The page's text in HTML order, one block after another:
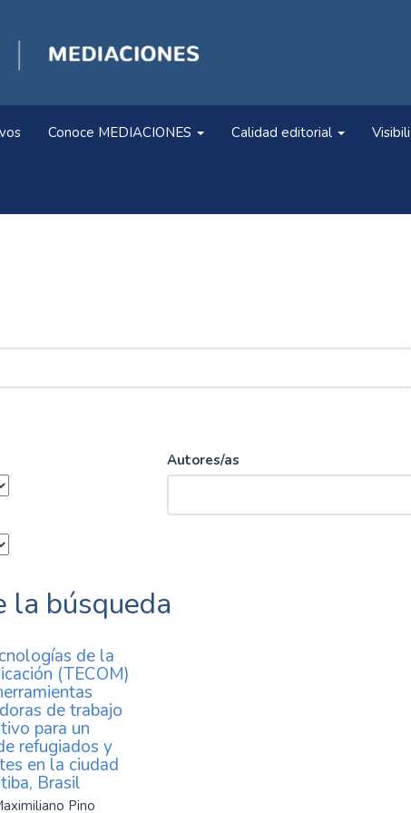
Conoce MEDIACIONES Calidad editorial
Autores/as
la búsqueda
de la
(TECOM)
de trabajo
para un
refugiados y
en la ciudad
Brasil
Pino